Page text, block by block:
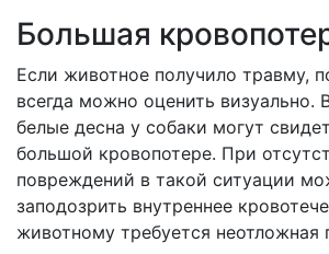
Большая
Если животное получило травму,
всегда можно оценить визуально.
белые десна у собаки могут
большой кровопотере. При
повреждений в такой ситуации
заподозрить внутреннее
животному требуется